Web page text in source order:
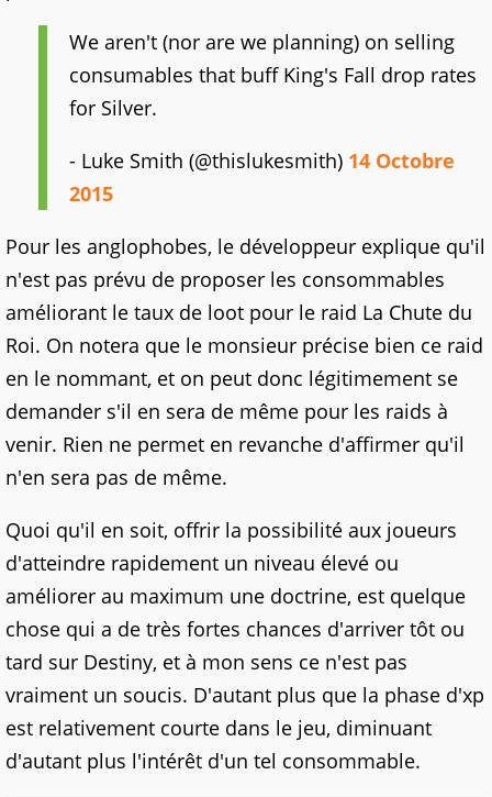
We aren't (nor are we planning) on selling
consumables that buff King's Fall drop rates
for Silver.
- Luke Smith (@thislukesmith) 14 Octobre
2015
Pour les anglophobes, le développeur explique qu'il
n'est pas prévu de proposer les consommables
améliorant le taux de loot pour le raid La Chute du
Roi. On notera que le monsieur précise bien ce raid
en le nommant, et on peut donc légitimement se
demander s'il en sera de même pour les raids à
venir. Rien ne permet en revanche d'affirmer qu'il
n'en sera pas de même.
Quoi qu'il en soit, offrir la possibilité aux joueurs
d'atteindre rapidement un niveau élevé ou
améliorer au maximum une doctrine, est quelque
chose qui a de très fortes chances d'arriver tôt ou
tard sur Destiny, et à mon sens ce n'est pas
vraiment un soucis. D'autant plus que la phase d'xp
est relativement courte dans le jeu, diminuant
d'autant plus l'intérêt d'un tel consommable.